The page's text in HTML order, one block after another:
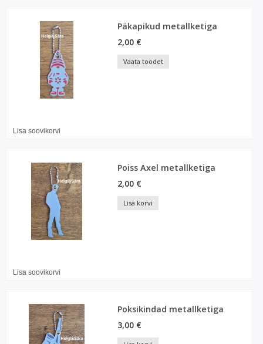
Päkapikud metallketiga
2,00 €
Vaata toodet
Lisa soovikorvi
Poiss Axel metallketiga
2,00 €
Lisa korvi
Lisa soovikorvi
Poksikindad metallketiga
3,00 €